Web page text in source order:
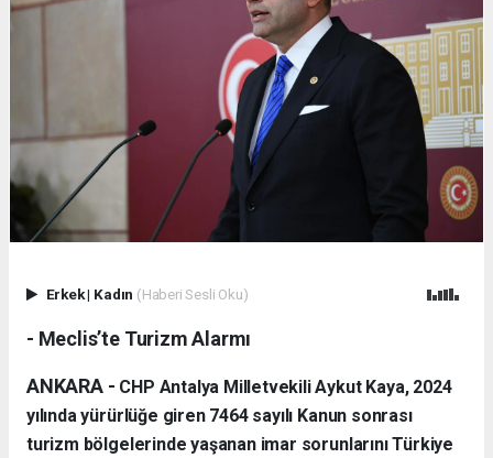
Erkek| Kadın (Haberi Sesli Oku)
- Meclis’te Turizm Alarmı
ANKARA - CHP Antalya Milletvekili Aykut Kaya, 2024
yılında yürürlüğe giren 7464 sayılı Kanun sonrası
turizm bölgelerinde yaşanan imar sorunlarını Türkiye